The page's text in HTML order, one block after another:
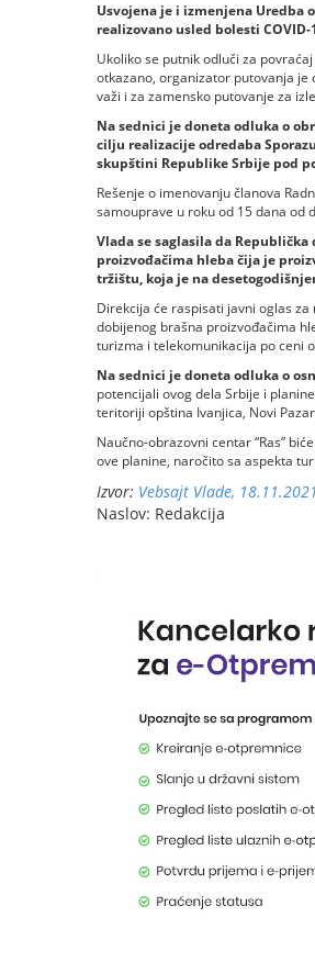
Usvojena je i izmenjena Uredba
realizovano usled bolesti
Ukoliko se putnik odluči za
otkazano, organizator putovanja je
važi i za zamensko putovanje za
Na sednici je doneta odluka o
cilju realizacije odredaba
skupštini Republike Srbije pod
Rešenje o imenovanju članova
samouprave u roku od 15 dana od
Vlada se saglasila da
proizvođačima hleba čija je
tržištu, koja je na
Direkcija će raspisati javni oglas
dobijenog brašna proizvođačima
turizma i telekomunikacija po ceni
Na sednici je doneta odluka o
potencijali ovog dela Srbije i
teritoriji opština Ivanjica, Novi
Naučno-obrazovni centar “Ras”
ove planine, naročito sa aspekta
Izvor: Vebsajt Vlade,
Naslov: Redakcija